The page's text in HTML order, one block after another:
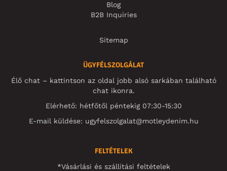
Blog
B2B Inquiries
Sitemap
ÜGYFÉLSZOLGÁLAT
Élő chat – kattintson az oldal jobb alsó sarkában található
chat ikonra.
Elérhető: hétfőtől péntekig 07:30-15:30
E-mail küldése: ugyfelszolgalat@motleydenim.hu
FELTÉTELEK
*Vásárlási és szállítási feltételek